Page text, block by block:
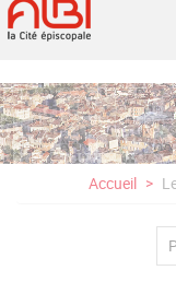
Aller
au
Accueil